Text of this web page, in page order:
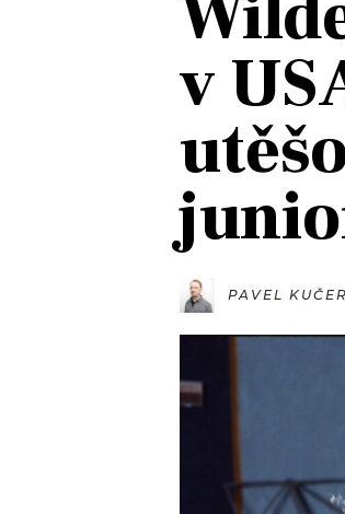
PODCASTY
JAK NALADIT
RÁDIO
APLIKACE
PROGRAM
v
PAVEL